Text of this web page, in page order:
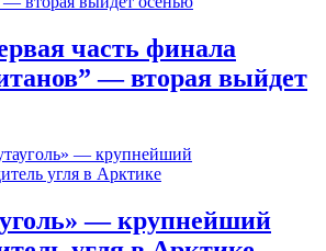
часть финала
— вторая выйдет
— крупнейший